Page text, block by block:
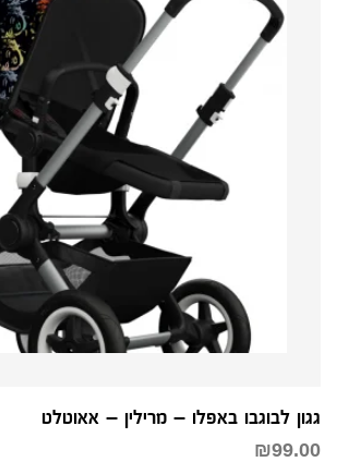
גגון לבוגבו באפלו – מרילין – אאוטלט
₪99.00